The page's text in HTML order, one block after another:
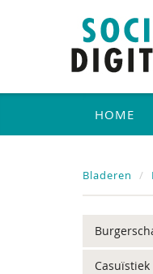
HOME
Bladeren
Casuïstiek